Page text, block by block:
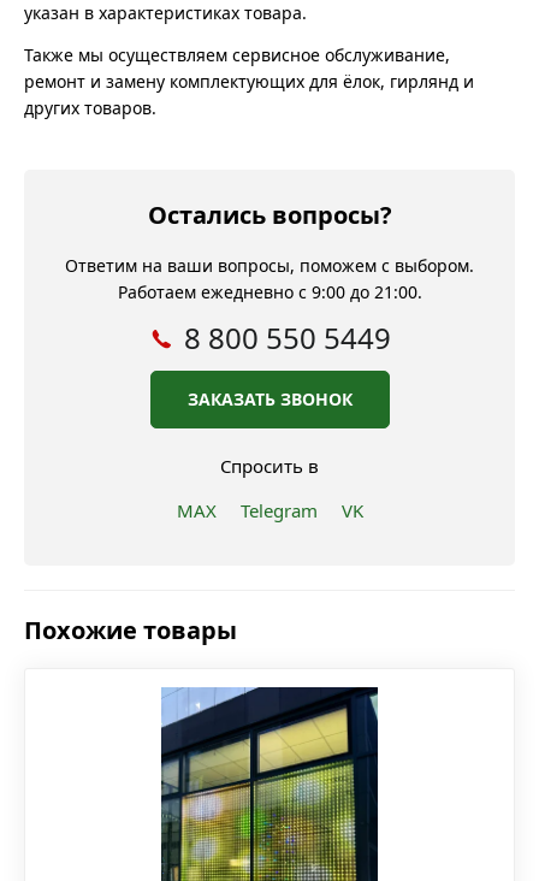
указан в характеристиках товара.
Также мы осуществляем сервисное обслуживание,
ремонт и замену комплектующих для ёлок, гирлянд и
других товаров.
Остались вопросы?
Ответим на ваши вопросы, поможем с выбором.
Работаем ежедневно с 9:00 до 21:00.
8 800 550 5449
ЗАКАЗАТЬ ЗВОНОК
Спросить в
MAX
Telegram VK
Похожие товары